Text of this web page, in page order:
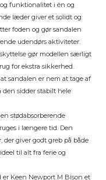
funktionalitet i én og
læder giver et solidt og
foden og gør sandalen
udendørs aktiviteter.
gør modellen særligt
for ekstra sikkerhed.
sandalen er nem at tage af
den sidder stabilt hele
stødabsorberende
i længere tid. Den
der giver godt greb på både
til alt fra ferie og
er Keen Newport M Bison et